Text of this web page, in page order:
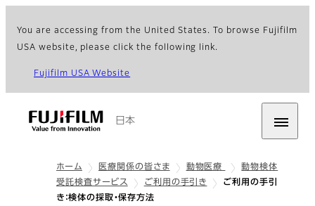
You are accessing from the United States. To browse Fujifilm
USA website, please click the following link.
Fujifilm USA Website
日本
ホーム 医療関係の皆さま 動物医療
動物検体
受託検査サービス
ご利用の手引き
ご利用の手引
き：検体の採取・保存方法